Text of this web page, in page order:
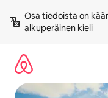
sisältö
väliin
Osa tiedoista on
alkuperäinen kieli